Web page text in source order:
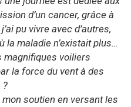
d’un cancer, grâce à
pu vivre avec d’autres,
la maladie n’existait plus…
magnifiques voiliers
la force du vent à des
?
soutien en versant les